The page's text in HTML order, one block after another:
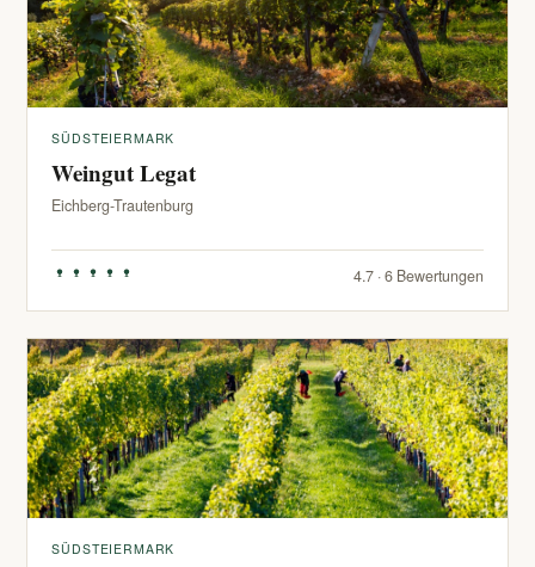
SÜDSTEIERMARK
Weingut Legat
Eichberg-Trautenburg
4.7 · 6 Bewertungen
SÜDSTEIERMARK